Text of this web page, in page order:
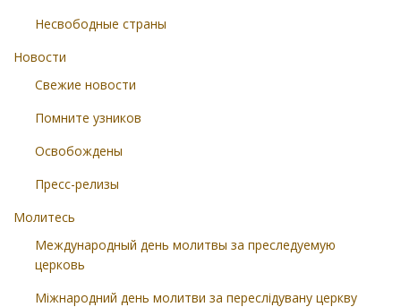
Несвободные страны
Новости
Свежие новости
Помните узников
Освобождены
Пресс-релизы
Молитесь
Международный день молитвы за преследуемую
церковь
Міжнародний день молитви за переслідувану церкву